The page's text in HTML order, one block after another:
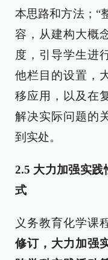
本思路和方法；“
容，从建构大概
度，引导学生进
他栏目的设置，
移应用，以及在
解决实际问题的
到实处。
2.5 大力加强实践
式
义务教育化学课
修订，大力加强